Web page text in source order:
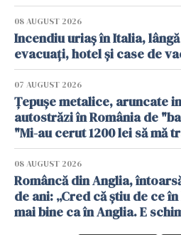
08 AUGUST 2026
Incendiu uriaș în Italia,
evacuați, hotel și case de
07 AUGUST 2026
Țepușe metalice, aruncate
autostrăzi în România de
"Mi-au cerut 1200 lei să mă
08 AUGUST 2026
Româncă din Anglia,
de ani: „Cred că știu de ce
mai bine ca în Anglia. E